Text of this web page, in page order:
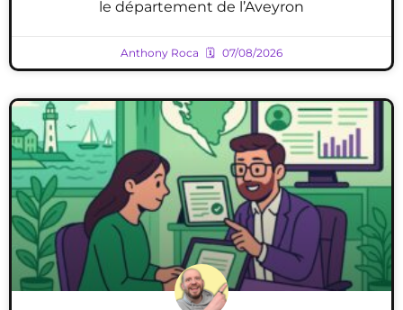
le département de l’Aveyron
Anthony Roca 07/08/2026